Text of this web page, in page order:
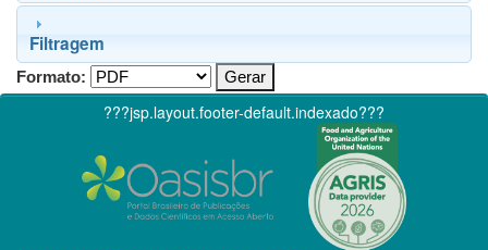
Filtragem
Formato:
???jsp.layout.footer-default.indexado???